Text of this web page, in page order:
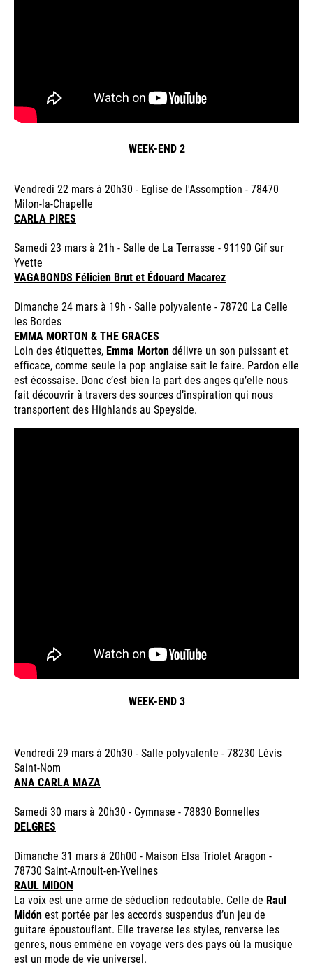
WEEK-END 2
Vendredi 22 mars à 20h30 - Eglise de l'Assomption - 78470
Milon-la-Chapelle
CARLA PIRES
Samedi 23 mars à 21h - Salle de La Terrasse - 91190 Gif sur
Yvette
VAGABONDS Félicien Brut et Édouard Macarez
Dimanche 24 mars à 19h - Salle polyvalente - 78720 La Celle
les Bordes
EMMA MORTON & THE GRACES
Loin des étiquettes, Emma Mortondélivre un son puissant et
efficace, comme seule la pop anglaise sait le faire. Pardon elle
est écossaise. Donc c’est bien la part des anges qu’elle nous
fait découvrir à travers des sources d’inspiration qui nous
transportent des Highlands au Speyside.
WEEK-END 3
Vendredi 29 mars à 20h30 - Salle polyvalente - 78230 Lévis
Saint-Nom
ANA CARLA MAZA
Samedi 30 mars à 20h30 - Gymnase - 78830 Bonnelles
DELGRES
Dimanche 31 mars à 20h00 - Maison Elsa Triolet Aragon -
78730 Saint-Arnoult-en-Yvelines
RAUL MIDON
La voix est une arme de séduction redoutable. Celle de Raul
Midónest portée par les accords suspendus d’un jeu de
guitare époustouflant. Elle traverse les styles, renverse les
genres, nous emmène en voyage vers des pays où la musique
est un mode de vie universel.